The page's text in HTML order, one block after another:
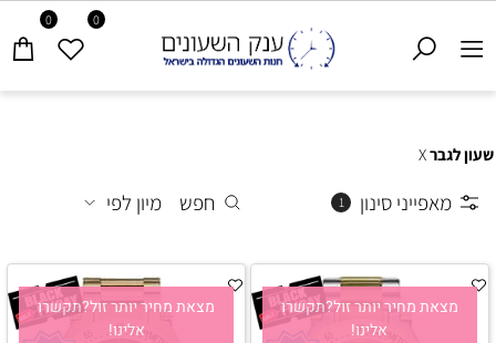
0 0
שעון לגברX
מאפייני סינון 1 חפש מיון לפי
מצאת מחיר יותר זול?תקשרו
אלינו!
מצאת מחיר יותר זול?תקשרו
אלינו!